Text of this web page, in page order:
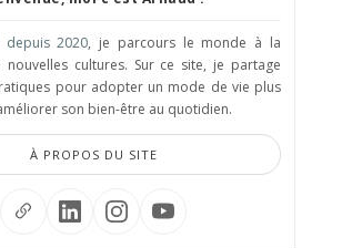
2020, je parcours le monde à la
nouvelles cultures. Sur ce site, je partage
pour adopter un mode de vie plus
son bien-être au quotidien.
À PROPOS DU SITE